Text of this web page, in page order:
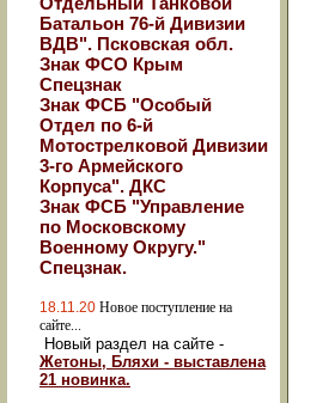
Батальон 76-й Дивизии
ВДВ". Псковская обл.
Знак ФСО Крым
Спецзнак
Знак ФСБ "Особый
Отдел по 6-й
Мотострелковой Дивизии
3-го Армейского
Корпуса". ДКС
Знак ФСБ "Управление
по Московскому
Военному Округу."
Спецзнак.
18.11.20 Новое поступление на
сайте...
Новый раздел на сайте -
Жетоны, Бляхи - выставлена
21 новинка.